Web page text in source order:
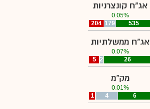
אג"ח קונצרניות
0.05%
204 179 535
אג"ח ממשלתיות
0.07%
5 2 26
מק"מ
0.01%
1
4 6